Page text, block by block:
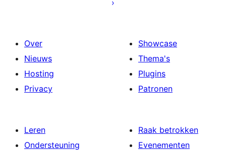
Over
Nieuws
Hosting
Privacy
Showcase
Thema's
Plugins
Patronen
Leren
Ondersteuning
Raak betrokken
Evenementen